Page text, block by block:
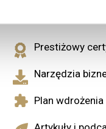
Prestiżowy
Narzędzia
Plan